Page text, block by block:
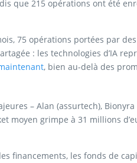
que 215 opérations ont été
75 opérations portées par
: les technologies d’IA
, bien au-delà des
– Alan (assurtech),
moyen grimpe à 31 millions
financements, les fonds de